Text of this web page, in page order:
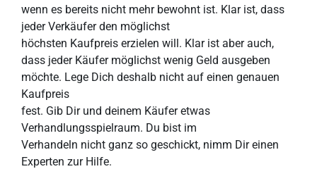
wenn es bereits nicht mehr bewohnt ist. Klar ist, dass
jeder Verkäufer den möglichst
höchsten Kaufpreis erzielen will. Klar ist aber auch,
dass jeder Käufer möglichst wenig Geld ausgeben
möchte. Lege Dich deshalb nicht auf einen genauen
Kaufpreis
fest. Gib Dir und deinem Käufer etwas
Verhandlungsspielraum. Du bist im
Verhandeln nicht ganz so geschickt, nimm Dir einen
Experten zur Hilfe.